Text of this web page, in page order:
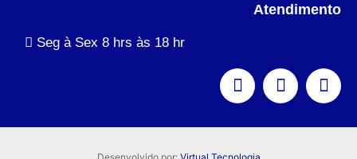
Atendimento
Seg à Sex 8 hrs às 18 hr